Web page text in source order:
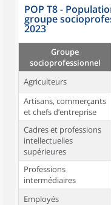
POP T8 -
groupe
2023
Groupe
socioprofessionnel
Agriculteurs
Artisans, commerçants
et chefs d’entreprise
Cadres et professions
intellectuelles
supérieures
Professions
intermédiaires
Employés